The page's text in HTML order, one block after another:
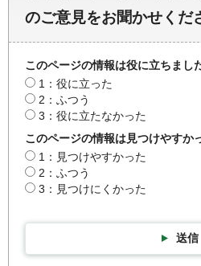
のご意見をお聞かせくだ
このページの情報は役に立ちまし
1：役に立った
2：ふつう
3：役に立たなかった
このページの情報は見つけやすか
1：見つけやすかった
2：ふつう
3：見つけにくかった
送信